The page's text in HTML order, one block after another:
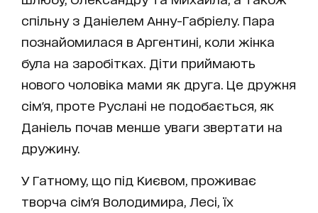
спільну з Даніелем Анну-Габріелу. Пара
познайомилася в Аргентині, коли жінка
була на заробітках. Діти приймають
нового чоловіка мами як друга. Це дружня
сім'я, проте Руслані не подобається, як
Даніель почав менше уваги звертати на
дружину.
У Гатному, що під Києвом, проживає
творча сім'я Володимира, Лесі, їх